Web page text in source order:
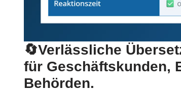
🔄Verlässliche
für Geschäftskunden,
Behörden.